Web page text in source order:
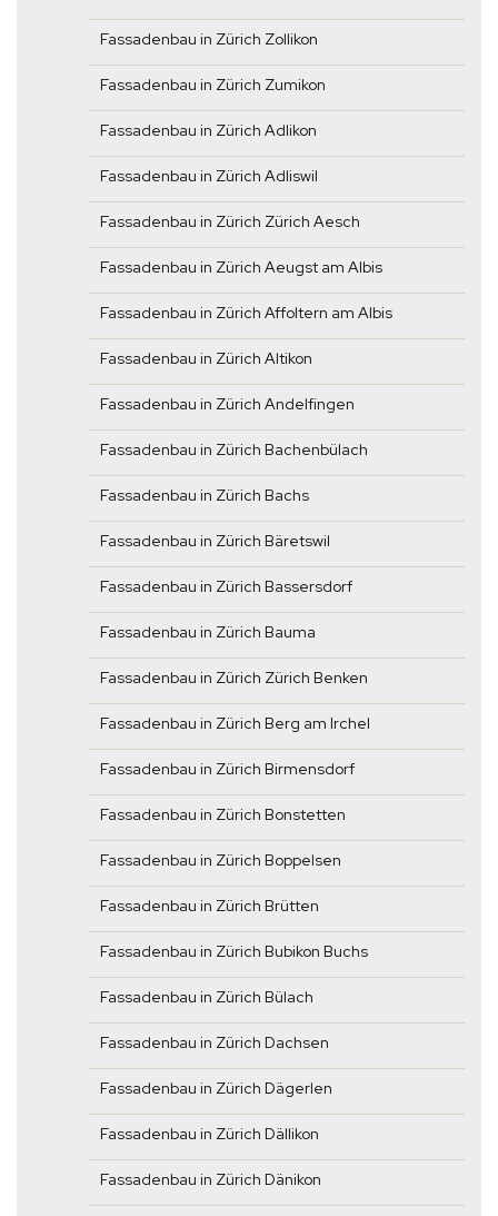
Fassadenbau in Zürich Zollikon
Fassadenbau in Zürich Zumikon
Fassadenbau in Zürich Adlikon
Fassadenbau in Zürich Adliswil
Fassadenbau in Zürich Zürich Aesch
Fassadenbau in Zürich Aeugst am Albis
Fassadenbau in Zürich Affoltern am Albis
Fassadenbau in Zürich Altikon
Fassadenbau in Zürich Andelfingen
Fassadenbau in Zürich Bachenbülach
Fassadenbau in Zürich Bachs
Fassadenbau in Zürich Bäretswil
Fassadenbau in Zürich Bassersdorf
Fassadenbau in Zürich Bauma
Fassadenbau in Zürich Zürich Benken
Fassadenbau in Zürich Berg am Irchel
Fassadenbau in Zürich Birmensdorf
Fassadenbau in Zürich Bonstetten
Fassadenbau in Zürich Boppelsen
Fassadenbau in Zürich Brütten
Fassadenbau in Zürich Bubikon Buchs
Fassadenbau in Zürich Bülach
Fassadenbau in Zürich Dachsen
Fassadenbau in Zürich Dägerlen
Fassadenbau in Zürich Dällikon
Fassadenbau in Zürich Dänikon